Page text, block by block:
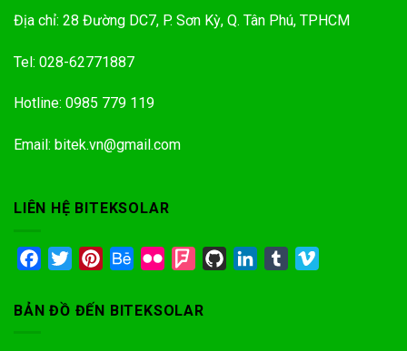
Địa chỉ: 28 Đường DC7, P. Sơn Kỳ, Q. Tân Phú, TPHCM
Tel: 028-62771887
Hotline: 0985 779 119
Email: bitek.vn@gmail.com
LIÊN HỆ BITEKSOLAR
FacebookTwitterPinterestBehance
Flickr Foursquare
GitHub LinkedIn
Tumblr
BẢN ĐỒ ĐẾN BITEKSOLAR